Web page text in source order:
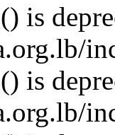
is
is